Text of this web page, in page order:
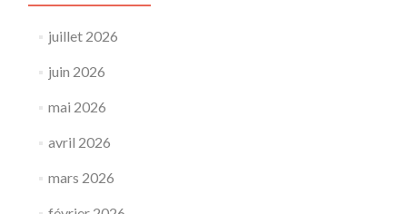
juillet 2026
juin 2026
mai 2026
avril 2026
mars 2026